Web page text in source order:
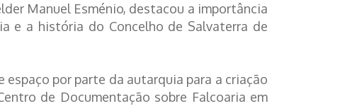
Manuel Esménio, destacou a importância
e a história do Concelho de Salvaterra de
espaço por parte da autarquia para a criação
de Documentação sobre Falcoaria em